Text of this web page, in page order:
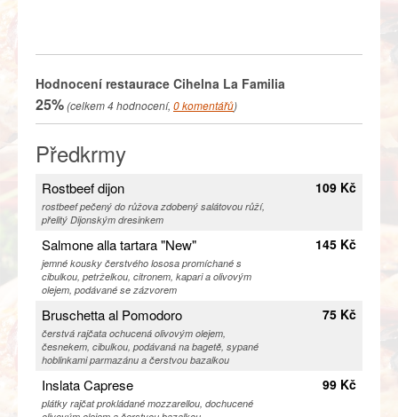
Hodnocení restaurace Cihelna La Familia
25%(celkem4hodnocení, 0komentářů)
Předkrmy
Rostbeef dijon
rostbeef pečený do růžova zdobený salátovou růží,
přelitý Dijonským dresinkem
109 Kč
Salmone alla tartara "New"
jemné kousky čerstvého lososa promíchané s
cibulkou, petrželkou, citronem, kapari a olivovým
olejem, podávané se zázvorem
145 Kč
Bruschetta al Pomodoro
čerstvá rajčata ochucená olivovým olejem,
česnekem, cibulkou, podávaná na bagetě, sypané
hoblinkami parmazánu a čerstvou bazalkou
75 Kč
Inslata Caprese
plátky rajčat prokládané mozzarellou, dochucené
99 Kč